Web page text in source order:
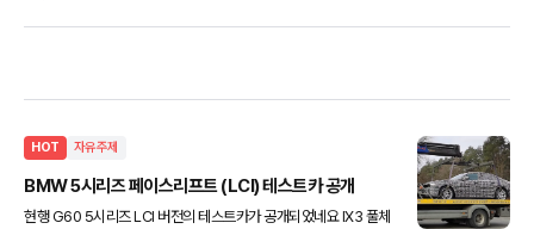
HOT 자유주제
BMW 5시리즈 페이스리프트 (LCI) 테스트카 공개
현행 G60 5시리즈 LCI 버전의 테스트카가 공개되었네요 IX3 풀체